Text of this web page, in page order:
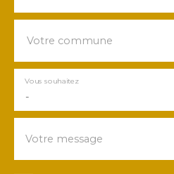
Votre commune
-
Vous souhaitez
Votre message